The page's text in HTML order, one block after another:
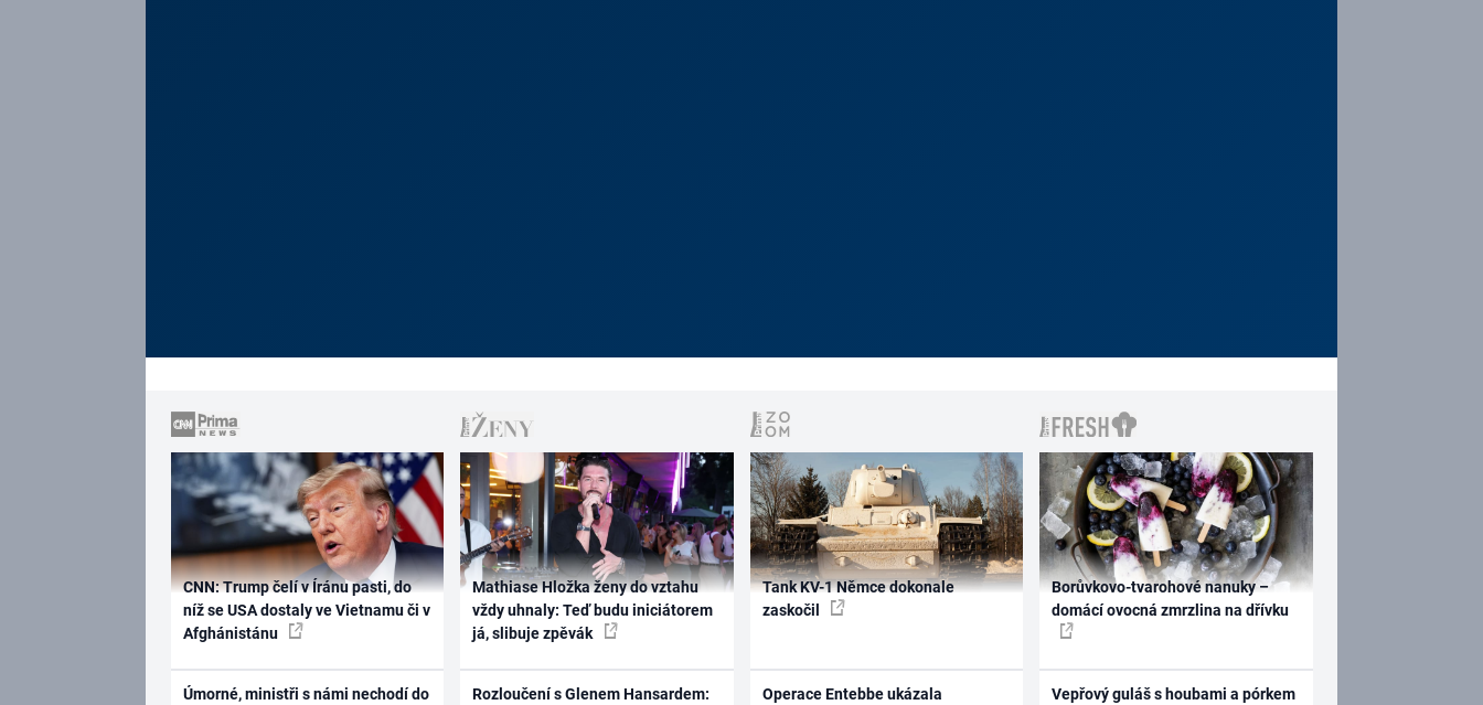
CNN: Trump čelí v Íránu pasti, do
níž se USA dostaly ve Vietnamu či v
Afghánistánu
Úmorné, ministři s námi nechodí do
Mathiase Hložka ženy do vztahu
vždy uhnaly: Teď budu iniciátorem
já, slibuje zpěvák
Rozloučení s Glenem Hansardem:
Tank KV-1 Němce dokonale
zaskočil
Operace Entebbe ukázala
Borůvkovo-tvarohové nanuky –
domácí ovocná zmrzlina na dřívku
Vepřový guláš s houbami a pórkem